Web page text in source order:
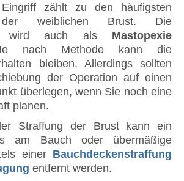
zählt zu den häufigsten
der weiblichen Brust. Die
wird auch als Mastopexie
nach Methode kann die
bleiben. Allerdings sollten
der Operation auf einen
überlegen, wenn Sie noch eine
planen.
Straffung der Brust kann ein
am Bauch oder übermäßige
einer Bauchdeckenstraffung
entfernt werden.